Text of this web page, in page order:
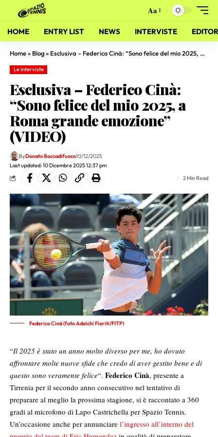
Aa
HOME ENTRY LIST NEWS INTERVISTE
Home» Blog» Esclusiva – Federico Cinà: “Sono felice del mio 2025, a Roma grande emozione” (VIDEO)
Le Interviste
Esclusiva – Federico Cinà:
“Sono felice del mio 2025, a
Roma grande emozione”
(VIDEO)
Last updated: 10 Dicembre 2025 12:37 pm
ByDonato Boccadifuoco10/12/2025
2 Min Read
Federico Cinà (foto Adelchi Fioriti/FITP)
“Il 2025 è stato un anno molto diverso per me, ho dovuto
affrontare molte nuove sfide che credo di aver gestito bene e di
questo sono veramente felice“. Federico Cinà, presente a
Tirrenia per il secondo anno consecutivo nel tentativo di
preparare al meglio la prossima stagione, si è raccontato a 360
gradi al microfono di Lapo Castrichella per Spazio Tennis.
Un’occasione anche per annunciare l’ingresso all’interno del